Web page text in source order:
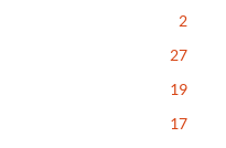
2
27
19
17